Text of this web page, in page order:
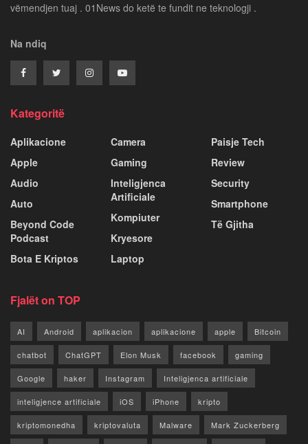
vëmendjen tuaj . 01News do ketë te fundit ne teknologji .
Na ndiq
Kategoritë
Aplikacione
Apple
Audio
Auto
Beyond Code
Podcast
Bota E Kriptos
Camera
Gaming
Inteligjenca
Artificiale
Kompiuter
Kryesore
Laptop
Paisje Tech
Review
Security
Smartphone
Të Gjitha
Fjalët on TOP
AI Android aplikacion aplikacione apple Bitcoin
chatbot ChatGPT Elon Musk facebook gaming
Google haker Instagram Inteligjenca artificiale
inteligjence artificiale iOS iPhone kripto
kriptomonedha kriptovaluta Malware Mark Zuckerberg